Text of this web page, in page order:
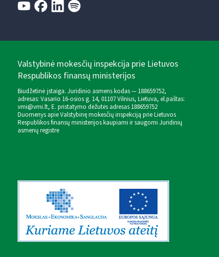
Valstybinė mokesčių inspekcija prie Lietuvos
Respublikos finansų ministerijos
Biudžetinė įstaiga. Juridinio asmens kodas — 188659752,
adresas: Vasario 16-osios g. 14, 01107 Vilnius, Lietuva, el.paštas:
vmi@vmi.lt, E. pristatymo dėžutės adresas 188659752
Duomenys apie Valstybinę mokesčių inspekciją prie Lietuvos
Respublikos finansų ministerijos kaupiami ir saugomi Juridinių
asmenų registre